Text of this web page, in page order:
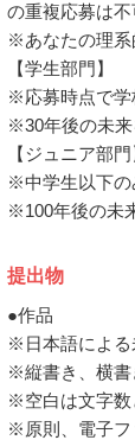
の重複応募は不
※あなたの理系
【学生部門】
※応募時点で学
※30年後の未来
【ジュニア部門
※中学生以下の
※100年後の未
提出物
●作品
※日本語による
※縦書き、横書
※空白は文字数
※原則、電子フ